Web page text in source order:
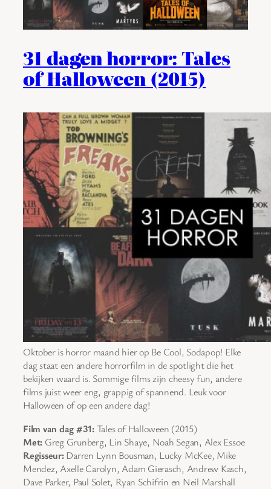
31 dagen horror: Tales
of Halloween (2015)
Oktober is horror maand hier op Be Cool, Sodapop! Elke
dag staat een andere horrorfilm in de spotlight die het
bekijken waard is. Sommige films zijn cheesy fun, andere
films juist weer eng, grappig of spannend. Leuk voor
Halloween of op een andere dag!
Film van dag #31:Tales of Halloween (2015)
Met: Greg Grunberg, Lin Shaye, Noah Segan, Alex Essoe
Regisseur:Darren Lynn Bousman, Lucky McKee, Mike
Mendez, Axelle Carolyn, Adam Gierasch, Andrew Kasch,
Dave Parker, Paul Solet, Ryan Schifrin en Neil Marshall